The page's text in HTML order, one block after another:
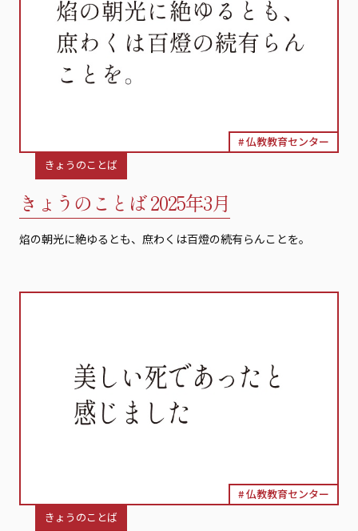
仏教教育センター
きょうのことば
きょうのことば 2025年3月
焰の朝光に絶ゆるとも、庶わくは百燈の続有らんことを。
仏教教育センター
きょうのことば